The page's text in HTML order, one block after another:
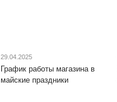
29.04.2025
График работы магазина в
майские праздники